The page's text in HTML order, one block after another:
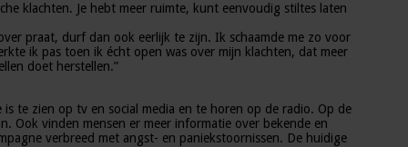
klachten. Je hebt meer ruimte, kunt eenvoudig stiltes laten
praat, durf dan ook eerlijk te zijn. Ik schaamde me zo voor
ik pas toen ik écht open was over mijn klachten, dat meer
doet herstellen.”
te zien op tv en social media en te horen op de radio. Op de
Ook vinden mensen er meer informatie over bekende en
verbreed met angst- en paniekstoornissen. De huidige